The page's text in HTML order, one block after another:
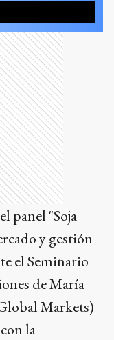
panel "Soja
y gestión
el Seminario
de María
Markets)
la